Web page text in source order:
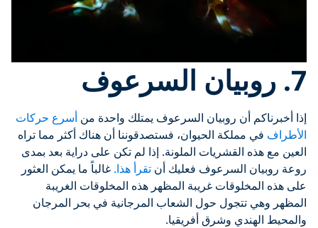
7. روبيان السرعوف
إذا أخبرناكم أن روبيان السرعوف يمتلك واحدة من أسرع حركات
الأطراف في مملكة الحيوان، فستصدقوننا أن هناك أكثر مما تراه
العين مع هذه القشريات الملونة. إذا لم تكن على دراية بعد بمدى
روعة روبيان السرعوف فعليك أن تقرأ هذا. غالباً ما يمكن العثور
على هذه المخلوقات غريبة المظهر هذه المخلوقات الغريبة
المظهر وهي تتجول حول الشعاب المرجانية في بحر المرجان
والمحيط الهندي وشرق أفريقيا.